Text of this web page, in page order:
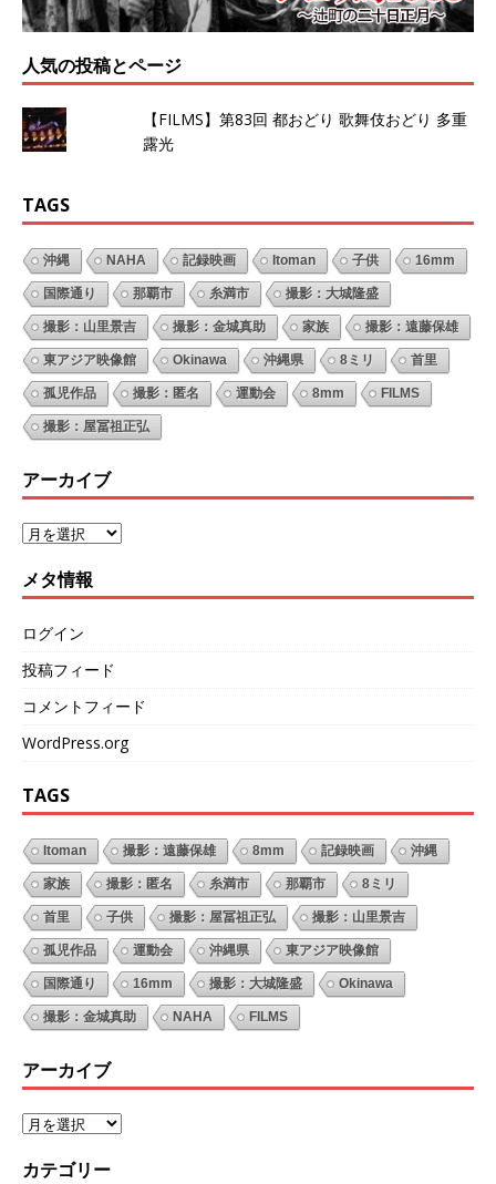
人気の投稿とページ
【FILMS】第83回 都おどり 歌舞伎おどり 多重
露光
TAGS
沖縄 NAHA 記録映画 Itoman 子供 16mm
国際通り 那覇市 糸満市 撮影：大城隆盛
撮影：山里景吉 撮影：金城真助 家族 撮影：遠藤保雄
東アジア映像館 Okinawa 沖縄県 8ミリ 首里
孤児作品 撮影：匿名 運動会 8mm FILMS
撮影：屋冨祖正弘
アーカイブ
メタ情報
ログイン
投稿フィード
コメントフィード
WordPress.org
TAGS
Itoman 撮影：遠藤保雄 8mm 記録映画 沖縄
家族 撮影：匿名 糸満市 那覇市 8ミリ
首里 子供 撮影：屋冨祖正弘 撮影：山里景吉
孤児作品 運動会 沖縄県 東アジア映像館
国際通り 16mm 撮影：大城隆盛 Okinawa
撮影：金城真助 NAHA FILMS
アーカイブ
カテゴリー